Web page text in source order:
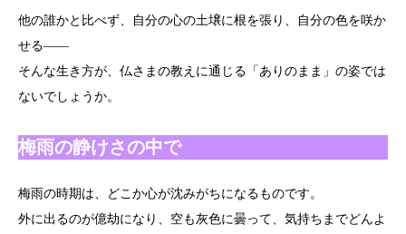
他の誰かと比べず、自分の心の土壌に根を張り、自分の色を咲か
せる――
そんな生き方が、仏さまの教えに通じる「ありのまま」の姿では
ないでしょうか。
梅雨の静けさの中で
梅雨の時期は、どこか心が沈みがちになるものです。
外に出るのが億劫になり、空も灰色に曇って、気持ちまでどんよ